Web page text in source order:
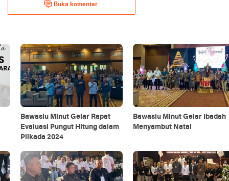
Buka komentar
Bawaslu Minut Gelar Rapat
Evaluasi Pungut Hitung dalam
Pilkada 2024
Bawaslu Minut Gelar Ibadah
Menyambut Natal